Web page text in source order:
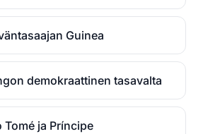
Guinea
demokraattinen tasavalta
Tomé ja Príncipe